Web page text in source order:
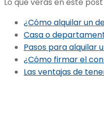
¿Cómo alquilar un
Casa o
Pasos para alquilar
¿Cómo firmar el
Las ventajas de